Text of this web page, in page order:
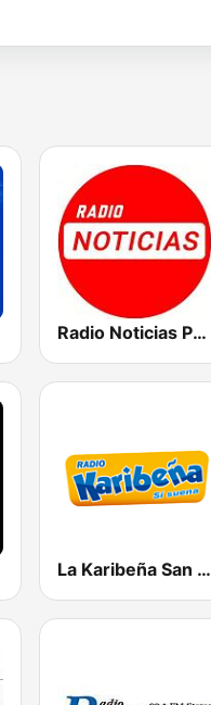
Radio Noticias Perú
La Karibeña San Vicente